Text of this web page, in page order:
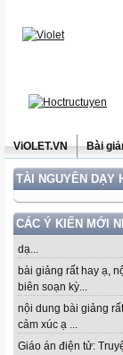
ViOLET.VN Bài
TÀI NGUYÊN DẠY
CÁC Ý KIẾN MỚI
dạ...
bài giảng rất hay ạ,
biên soạn kỳ...
nội dung bài giảng
cảm xúc ạ ...
Giáo án điện tử: